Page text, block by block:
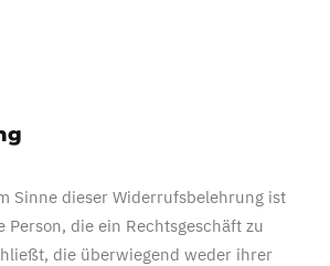
Sinne dieser Widerrufsbelehrung ist
Person, die ein Rechtsgeschäft zu
die überwiegend weder ihrer